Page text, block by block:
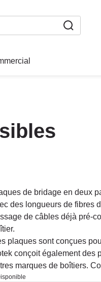
de bridage en deux
des longueurs de fibres
de câbles déjà pré-
plaques sont conçues
conçoit également des
marques de boîtiers.